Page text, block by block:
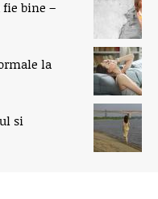
fie bine –
la
si